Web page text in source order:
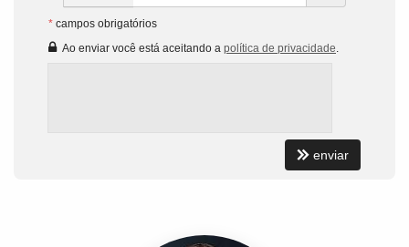
* campos obrigatórios
Ao enviar você está aceitando a política de privacidade
enviar